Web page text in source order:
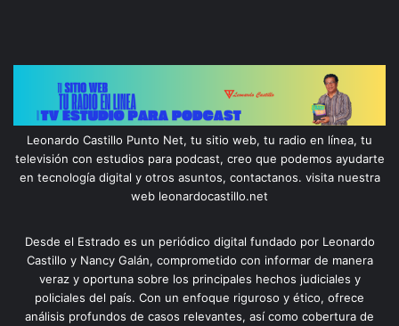
Leonardo Castillo Punto Net, tu sitio web, tu radio en línea, tu
televisión con estudios para podcast, creo que podemos ayudarte
en tecnología digital y otros asuntos, contactanos. visita nuestra
web leonardocastillo.net
Desde el Estrado es un periódico digital fundado por Leonardo
Castillo y Nancy Galán, comprometido con informar de manera
veraz y oportuna sobre los principales hechos judiciales y
policiales del país. Con un enfoque riguroso y ético, ofrece
análisis profundos de casos relevantes, así como cobertura de